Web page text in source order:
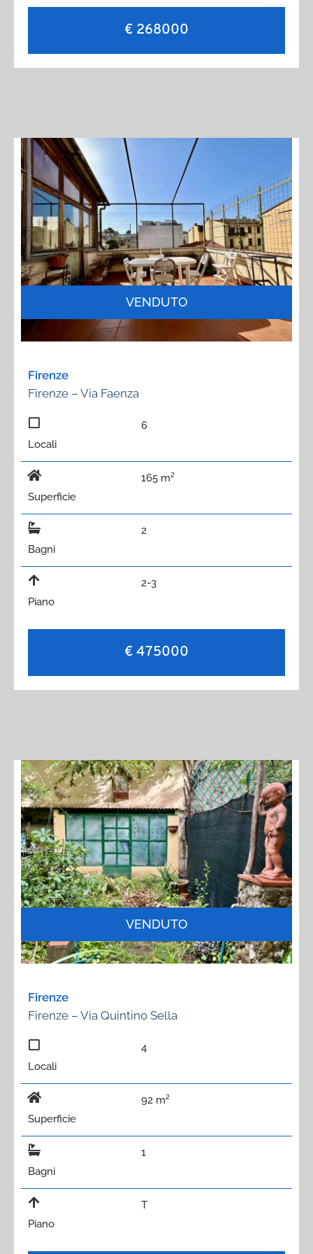
€ 268000
VENDUTO
Firenze
Firenze – Via Faenza
Locali
6
Superficie
165 m²
Bagni
2
Piano
2-3
€ 475000
VENDUTO
Firenze
Firenze – Via Quintino Sella
Locali
4
Superficie
92 m²
Bagni
1
Piano
T